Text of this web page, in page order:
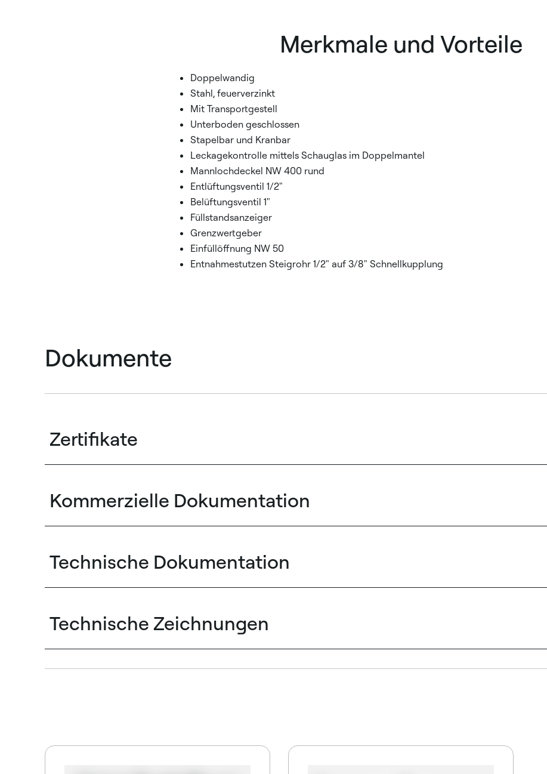
Merkmale und Vorteile
Doppelwandig
Stahl, feuerverzinkt
Mit Transportgestell
Unterboden geschlossen
Stapelbar und Kranbar
Leckagekontrolle mittels Schauglas im Doppelmantel
Mannlochdeckel NW 400 rund
Entlüftungsventil 1/2"
Belüftungsventil 1"
Füllstandsanzeiger
Grenzwertgeber
Einfüllöffnung NW 50
Entnahmestutzen Steigrohr 1/2" auf 3/8" Schnellkupplung
Dokumente
Zertifikate
Kommerzielle Dokumentation
Technische Dokumentation
Technische Zeichnungen